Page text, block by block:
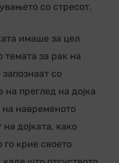
со стресот.
имаше за цел
темата за рак на
со
преглед на дојка
на навременото
дојката, како
го крие своето